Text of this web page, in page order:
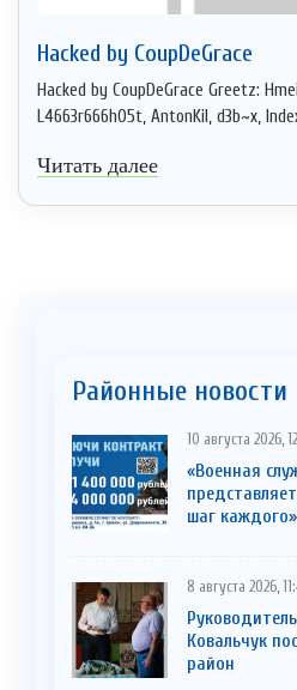
Hacked by CoupDeGrace
Hacked by CoupDeGrace Greetz:
L4663r666h05t, AntonKil, d3b~x,
Читать далее
Районные новости
10 августа 2026,
«Военная
шаг каждого»
8 августа 2026,
Ковальчук
район